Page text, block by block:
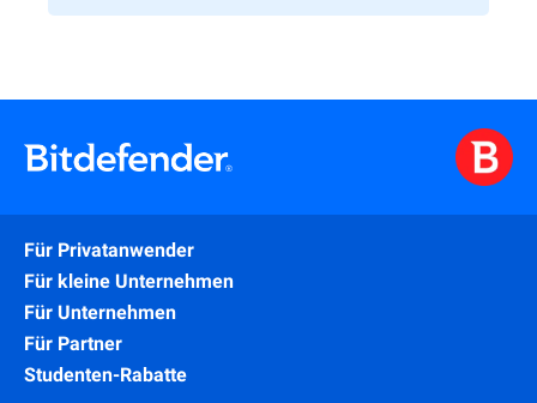
Für Privatanwender
Für kleine Unternehmen
Für Unternehmen
Für Partner
Studenten-Rabatte